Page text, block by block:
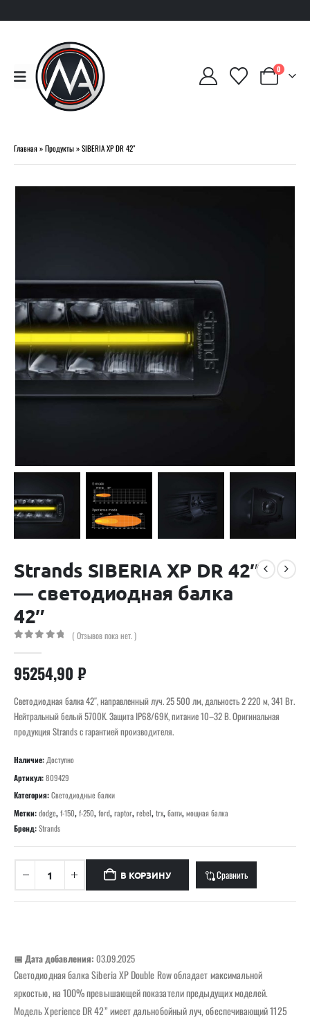
0
Главная»Продукты»SIBERIA XP DR 42″
Strands SIBERIA XP DR 42″
— светодиодная балка
42″
( Отзывов пока нет. )
95254,90 ₽
Светодиодная балка 42″, направленный луч. 25 500 лм, дальность 2 220 м, 341 Вт.
Нейтральный белый 5700K. Защита IP68/69K, питание 10–32 В. Оригинальная
продукция Strands с гарантией производителя.
Наличие: Доступно
Артикул:809429
Категория:Светодиодные балки
Метки:dodge,f-150,f-250,ford,raptor,rebel,trx,багги,мощная балка
Бренд:Strands
В КОРЗИНУ Сравнить
📅 Дата добавления: 03.09.2025
Светодиодная балка Siberia XP Double Row обладает максимальной
яркостью, на 100% превышающей показатели предыдущих моделей.
Модель Xperience DR 42” имеет дальнобойный луч, обеспечивающий 1125